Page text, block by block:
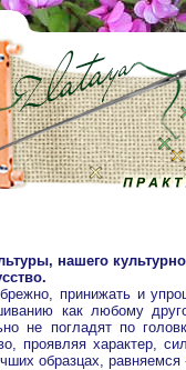
нашего
принижать и
как любому
не погладят по
проявляя характер,
образцах,